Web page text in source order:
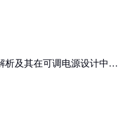
析及其在可调电源设计中的